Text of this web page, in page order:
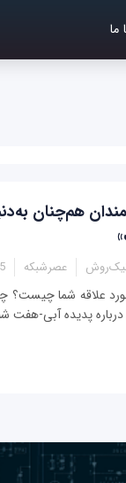
ما
هم‌چنان
عصرشبکه
علاقه شما چیست؟
پدیده آبی-هفت